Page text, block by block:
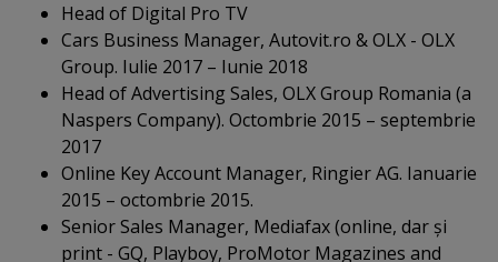
Head of Digital Pro TV
Cars Business Manager, Autovit.ro & OLX - OLX
Group. Iulie 2017 – Iunie 2018
Head of Advertising Sales, OLX Group Romania (a
Naspers Company). Octombrie 2015 – septembrie
2017
Online Key Account Manager, Ringier AG. Ianuarie
2015 – octombrie 2015.
Senior Sales Manager, Mediafax (online, dar şi
print - GQ, Playboy, ProMotor Magazines and